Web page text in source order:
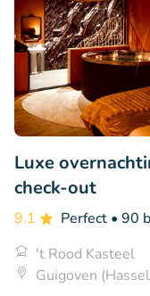
Luxe
check-out
9.1 Perfect • 90
't Rood Kasteel
Guigoven